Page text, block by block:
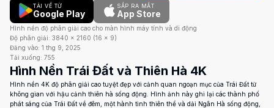
TẢI VỀ TỪ
Google Play
SẮP RA MẮT
App Store
Hình nền độ phân giải cao cho màn hình máy tính và di động
Độ phân giải: 3840 × 2160 (16 × 9)
Đăng vào: 1 thg 9, 2025
Tải xuống: 755
Hình Nền Trái Đất và Thiên Hà 4K
Hình nền 4K độ phân giải cao tuyệt đẹp với cảnh quan ngoạn mục của Trái Đất từ
không gian với hậu cảnh thiên hà sống động. Hình ảnh này ghi lại các thành phố
phát sáng của Trái Đất về đêm, một hành tinh thiên thể và dải Ngân Hà sống động,